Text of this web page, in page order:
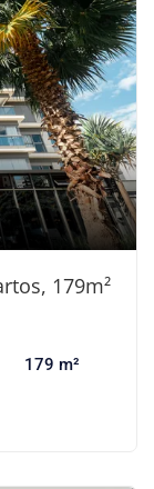
179m²
179 m²